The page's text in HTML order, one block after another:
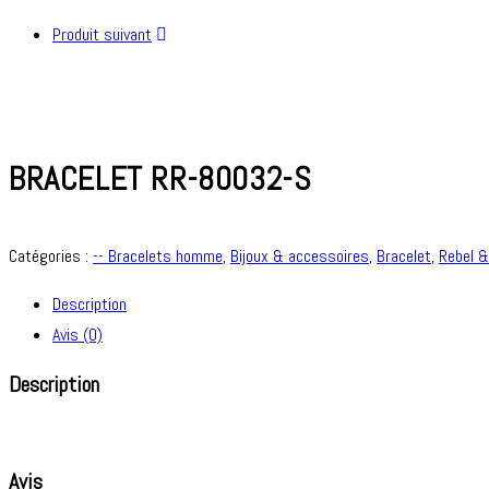
Produit suivant
BRACELET RR-80032-S
Catégories : -- Bracelets homme, Bijoux & accessoires, Bracelet, Rebel
Description
Avis (0)
Description
Avis